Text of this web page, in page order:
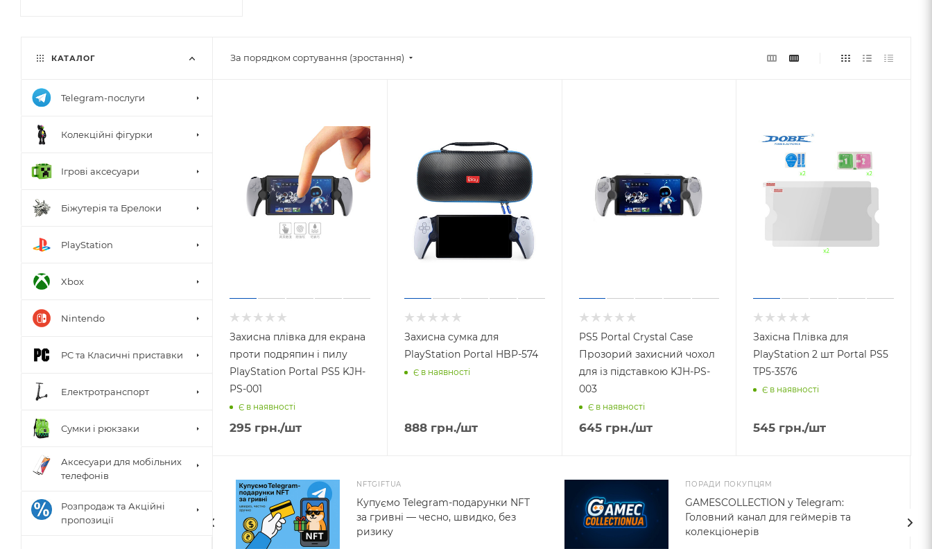
За порядком сортування (зростання)
Захисна плівка для екрана
проти подряпин і пилу
PlayStation Portal PS5 KJH-
PS-001
Є в наявності
295 грн./шт
Захисна сумка для
PlayStation Portal HBP-574
Є в наявності
888грн./шт
PS5 Portal Crystal Case
Прозорий захисний чохол
для із підставкою KJH-PS-
003
Є в наявності
645грн./шт
Захісна Плівка для
PlayStation 2 шт Portal PS5
TP5-3576
Є в наявності
545 грн./шт
NFTGIFTUA
Купуємо Telegram-подарунки NFT
за гривні — чесно, швидко, без
ризику
ПОРАДИ ПОКУПЦЯМ
GAMESCOLLECTION у Telegram:
Головний канал для геймерів та
колекціонерів
КАТАЛОГ
Telegram-послуги
Колекційні фігурки
Ігрові аксесуари
Біжутерія та Брелоки
PlayStation
Xbox
Nintendo
PC та Класичні приставки
Електротранспорт
Сумки і рюкзаки
Аксесуари для мобільних
телефонів
Розпродаж та Акційні
пропозиції